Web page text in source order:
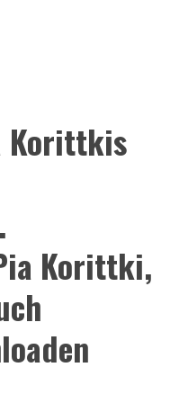
Korittkis
Korittki,